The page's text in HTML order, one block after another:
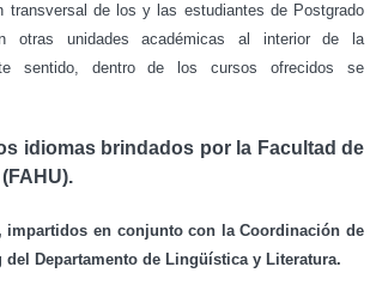
transversal de los y las estudiantes de Postgrado
otras unidades académicas al interior de la
sentido, dentro de los cursos ofrecidos se
idiomas brindados por la Facultad de
impartidos en conjunto con la Coordinación de
del Departamento de Lingüística y Literatura.